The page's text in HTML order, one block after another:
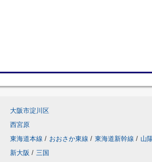
大阪市淀川区
西宮原
東海道本線 / おおさか東線 / 東海道新幹線 / 山
新大阪 / 三国